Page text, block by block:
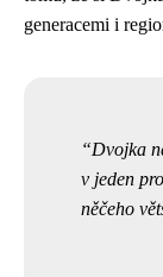
generacemi i
Dvojka
v jeden
něčeho